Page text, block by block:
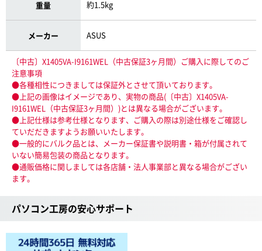
重量 約1.5kg
メーカー ASUS
〔中古〕X1405VA-I9161WEL（中古保証3ヶ月間）ご購入に際してのご
注意事項
●各種相性につきましては保証外とさせて頂いております。
●上記の画像はイメージであり、実物の商品(〔中古〕X1405VA-
I9161WEL（中古保証3ヶ月間）)とは異なる場合がございます。
●上記仕様は参考仕様となります、ご購入の際は別途仕様をご確認し
ていだだきますようお願いいたします。
●一般的にバルク品とは、メーカー保証書や説明書・箱が付属されて
いない簡易包装の商品となります。
●通販価格に関しましては各店舗・法人事業部と異なる場合がござい
ます。
パソコン工房の安心サポート